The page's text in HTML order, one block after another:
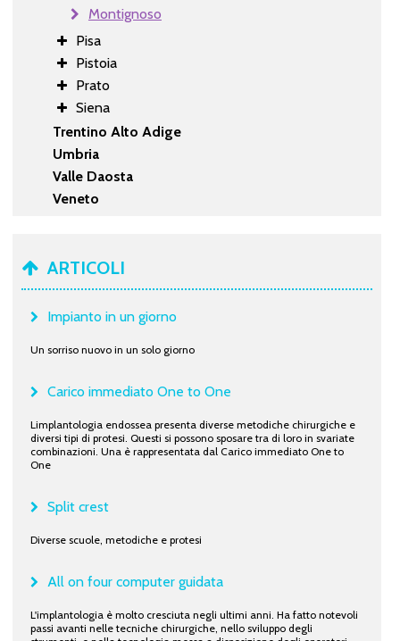
Montignoso
Pisa
Pistoia
Prato
Siena
Trentino Alto Adige
Umbria
Valle Daosta
Veneto
ARTICOLI
Impianto in un giorno
Un sorriso nuovo in un solo giorno
Carico immediato One to One
Limplantologia endossea presenta diverse metodiche chirurgiche e
diversi tipi di protesi. Questi si possono sposare tra di loro in svariate
combinazioni. Una è rappresentata dal Carico immediato One to
One
Split crest
Diverse scuole, metodiche e protesi
All on four computer guidata
L'implantologia è molto cresciuta negli ultimi anni. Ha fatto notevoli
passi avanti nelle tecniche chirurgiche, nello sviluppo degli